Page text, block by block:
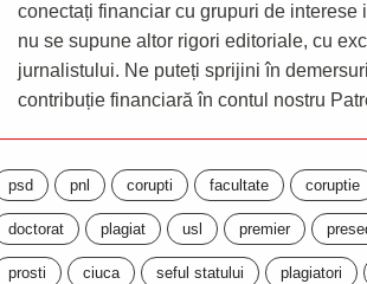
conectați financiar cu grupuri de
nu se supune altor rigori editoriale, cu
jurnalistului. Ne puteți sprijini în
contribuție financiară în contul nostru
psd pnl corupti facultate coruptie
doctorat plagiat usl premier
prosti ciuca seful statului plagiatori